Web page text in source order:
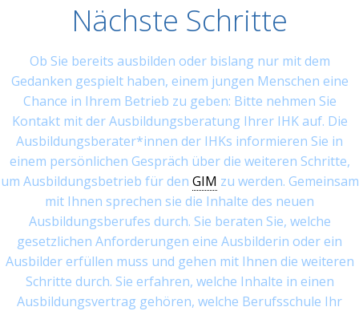
Nächste Schritte
Ob Sie bereits ausbilden oder bislang nur mit dem
Gedanken gespielt haben, einem jungen Menschen eine
Chance in Ihrem Betrieb zu geben: Bitte nehmen Sie
Kontakt mit der Ausbildungsberatung Ihrer IHK auf. Die
Ausbildungsberater*innen der IHKs informieren Sie in
einem persönlichen Gespräch über die weiteren Schritte,
um Ausbildungsbetrieb für den GIM zu werden. Gemeinsam
mit Ihnen sprechen sie die Inhalte des neuen
Ausbildungsberufes durch. Sie beraten Sie, welche
gesetzlichen Anforderungen eine Ausbilderin oder ein
Ausbilder erfüllen muss und gehen mit Ihnen die weiteren
Schritte durch. Sie erfahren, welche Inhalte in einen
Ausbildungsvertrag gehören, welche Berufsschule Ihr